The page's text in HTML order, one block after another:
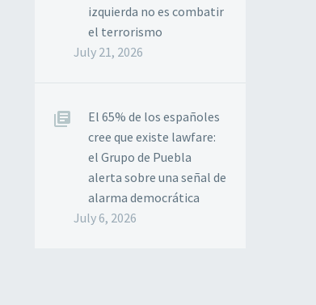
izquierda no es combatir
el terrorismo
July 21, 2026
El 65% de los españoles
cree que existe lawfare:
el Grupo de Puebla
alerta sobre una señal de
alarma democrática
July 6, 2026